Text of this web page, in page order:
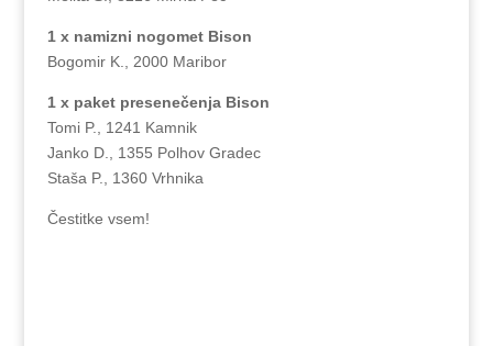
1 x namizni nogomet Bison
Bogomir K., 2000 Maribor
1 x paket presenečenja Bison
Tomi P., 1241 Kamnik
Janko D., 1355 Polhov Gradec
Staša P., 1360 Vrhnika
Čestitke vsem!